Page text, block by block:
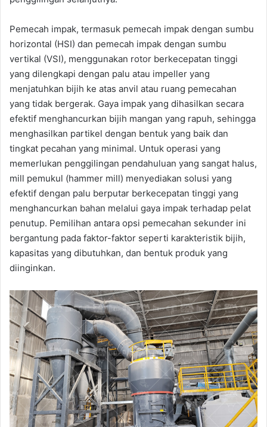
Pemecah impak, termasuk pemecah impak dengan sumbu
horizontal (HSI) dan pemecah impak dengan sumbu
vertikal (VSI), menggunakan rotor berkecepatan tinggi
yang dilengkapi dengan palu atau impeller yang
menjatuhkan bijih ke atas anvil atau ruang pemecahan
yang tidak bergerak. Gaya impak yang dihasilkan secara
efektif menghancurkan bijih mangan yang rapuh, sehingga
menghasilkan partikel dengan bentuk yang baik dan
tingkat pecahan yang minimal. Untuk operasi yang
memerlukan penggilingan pendahuluan yang sangat halus,
mill pemukul (hammer mill) menyediakan solusi yang
efektif dengan palu berputar berkecepatan tinggi yang
menghancurkan bahan melalui gaya impak terhadap pelat
penutup. Pemilihan antara opsi pemecahan sekunder ini
bergantung pada faktor-faktor seperti karakteristik bijih,
kapasitas yang dibutuhkan, dan bentuk produk yang
diinginkan.